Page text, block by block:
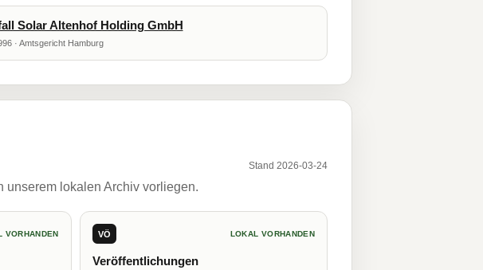
Solar Altenhof Holding GmbH
· Amtsgericht Hamburg
Stand 2026-03-24
lokalen Archiv vorliegen.
VORHANDEN VÖ LOKAL VORHANDEN
Veröffentlichungen